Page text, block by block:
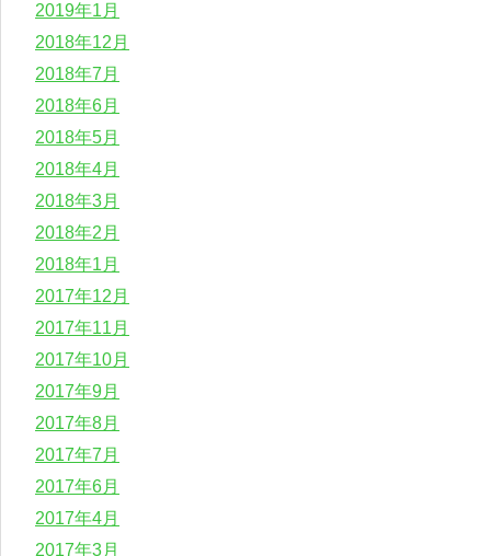
2019年1月
2018年12月
2018年7月
2018年6月
2018年5月
2018年4月
2018年3月
2018年2月
2018年1月
2017年12月
2017年11月
2017年10月
2017年9月
2017年8月
2017年7月
2017年6月
2017年4月
2017年3月